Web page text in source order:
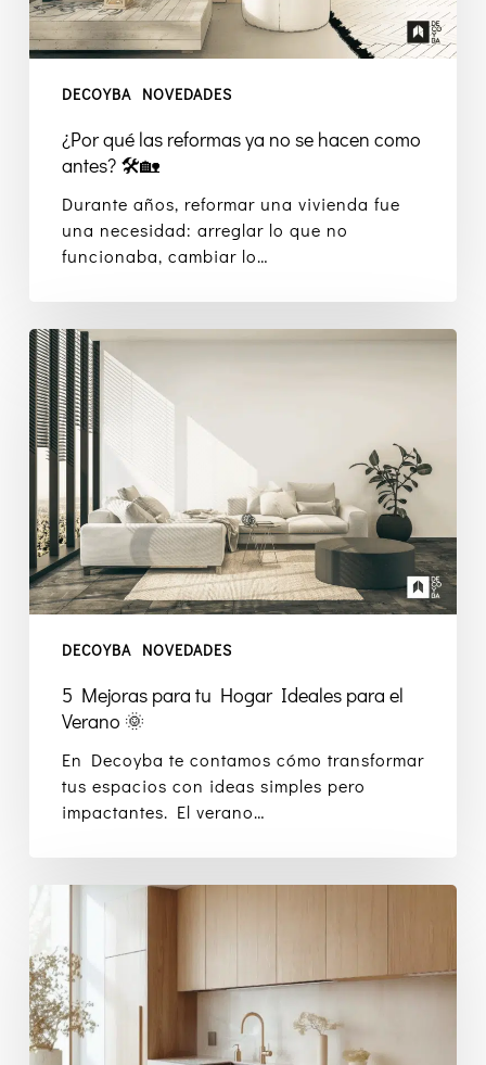
antes?
🛠️
DECOYBA NOVEDADES
¿Por qué las reformas ya no se hacen como
antes? 🛠️🏡
Durante años, reformar una vivienda fue
una necesidad: arreglar lo que no
funcionaba, cambiar lo…
5
Mejoras
para
tu
Hogar
Ideales
para
el
Verano
🌞
DECOYBA NOVEDADES
5 Mejoras para tu Hogar Ideales para el
Verano 🌞
En Decoyba te contamos cómo transformar
tus espacios con ideas simples pero
impactantes. El verano…
Beneficios
Renovar
tu
Casa:
Mucho
Más